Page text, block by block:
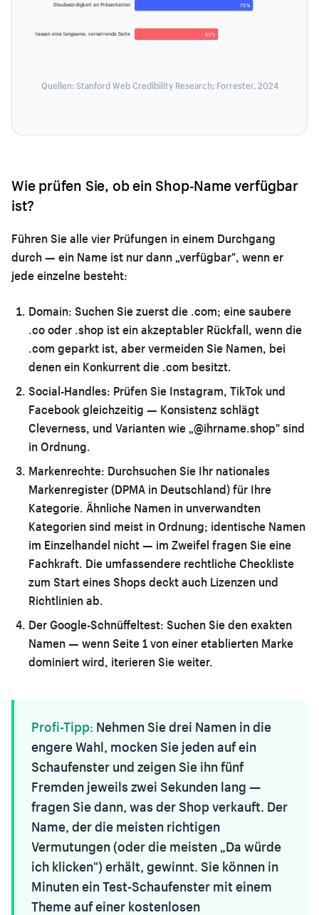
Glaubwürdigkeit an Präsentation 75 %
Verlassen eine langsame, verwirrende Seite 53 %
Quellen: Stanford Web Credibility Research; Forrester, 2024
Wie prüfen Sie, ob ein Shop-Name verfügbar
ist?
Führen Sie alle vier Prüfungen in einem Durchgang
durch — ein Name ist nur dann „verfügbar", wenn er
jede einzelne besteht:
Domain: Suchen Sie zuerst die .com; eine saubere
.co oder .shop ist ein akzeptabler Rückfall, wenn die
.com geparkt ist, aber vermeiden Sie Namen, bei
denen ein Konkurrent die .com besitzt.
Social-Handles: Prüfen Sie Instagram, TikTok und
Facebook gleichzeitig — Konsistenz schlägt
Cleverness, und Varianten wie „@ihrname.shop" sind
in Ordnung.
Markenrechte: Durchsuchen Sie Ihr nationales
Markenregister (DPMA in Deutschland) für Ihre
Kategorie. Ähnliche Namen in unverwandten
Kategorien sind meist in Ordnung; identische Namen
im Einzelhandel nicht — im Zweifel fragen Sie eine
Fachkraft. Die umfassendere rechtliche Checkliste
zum Start eines Shopsdeckt auch Lizenzen und
Richtlinien ab.
Der Google-Schnüffeltest: Suchen Sie den exakten
Namen — wenn Seite 1 von einer etablierten Marke
dominiert wird, iterieren Sie weiter.
Profi-Tipp: Nehmen Sie drei Namen in die
engere Wahl, mocken Sie jeden auf ein
Schaufenster und zeigen Sie ihn fünf
Fremden jeweils zwei Sekunden lang —
fragen Sie dann, was der Shop verkauft. Der
Name, der die meisten richtigen
Vermutungen (oder die meisten „Da würde
ich klicken") erhält, gewinnt. Sie können in
Minuten ein Test-Schaufenster mit einem
Theme auf einer kostenlosen